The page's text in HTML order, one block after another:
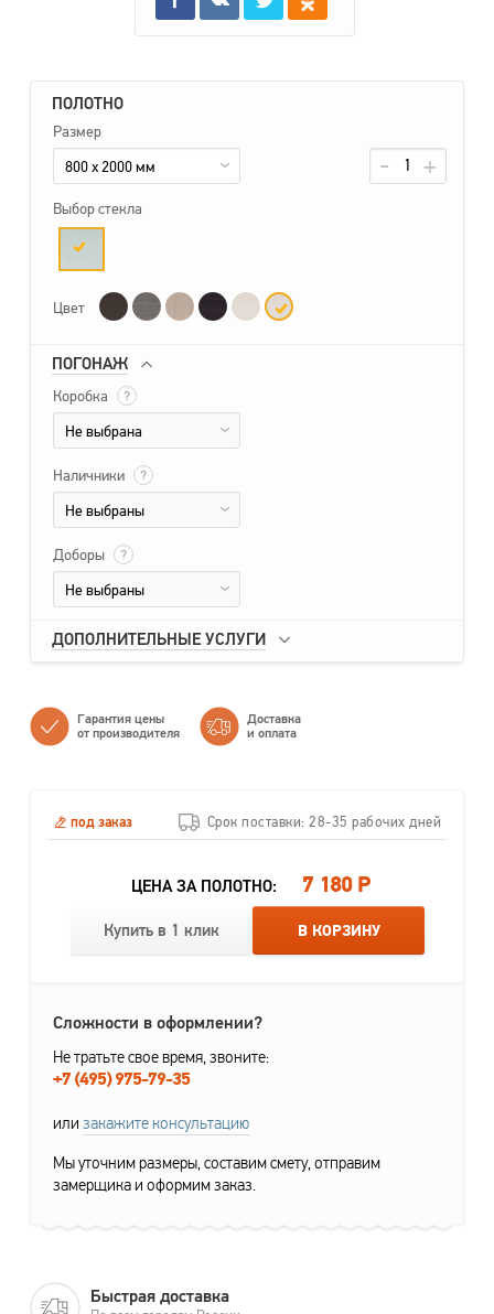
ПОЛОТНО
Размер
800 x 2000 мм
Выбор стекла
Цвет
ПОГОНАЖ
Коробка ?
Не выбрана
Наличники ?
Не выбраны
Доборы ?
Не выбраны
ДОПОЛНИТЕЛЬНЫЕ УСЛУГИ
Гарантия цены
от производителя
Доставка
и оплата
под заказ Срок поставки: 28-35 рабочих дней
ЦЕНА ЗА ПОЛОТНО: 7 180 Р
Купить в 1 клик В КОРЗИНУ
Сложности в оформлении?
Не тратьте свое время, звоните:
+7 (495) 975-79-35
или закажите консультацию
Мы уточним размеры, составим смету, отправим
замерщика и оформим заказ.
Быстрая доставка